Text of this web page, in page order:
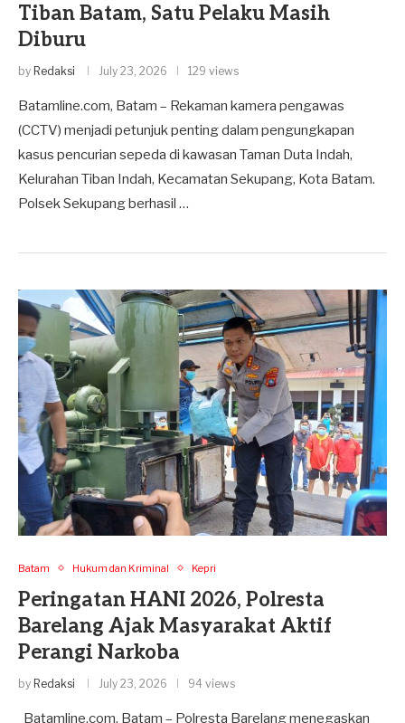
Tiban Batam, Satu Pelaku Masih
Diburu
by Redaksi July 23, 2026 129 views
Batamline.com, Batam – Rekaman kamera pengawas
(CCTV) menjadi petunjuk penting dalam pengungkapan
kasus pencurian sepeda di kawasan Taman Duta Indah,
Kelurahan Tiban Indah, Kecamatan Sekupang, Kota Batam.
Polsek Sekupang berhasil …
Batam Hukum dan Kriminal Kepri
Peringatan HANI 2026, Polresta
Barelang Ajak Masyarakat Aktif
Perangi Narkoba
by Redaksi July 23, 2026 94 views
Batamline.com, Batam – Polresta Barelang menegaskan